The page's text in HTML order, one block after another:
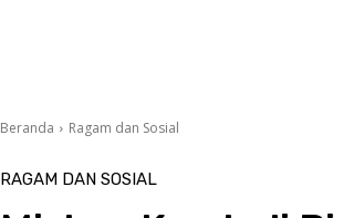
Beranda Ragam dan Sosial
RAGAM DAN SOSIAL